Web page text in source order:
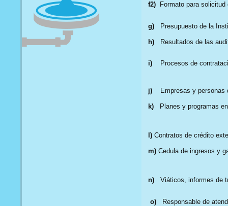
f2) Formato para
g) Presupuesto de la
h) Resultados de las
i) Procesos de
j) Empresas y personas
k) Planes y programas
l) Contratos de crédito
m) Cedula de ingresos y
n) Viáticos, informes de
o) Responsable de